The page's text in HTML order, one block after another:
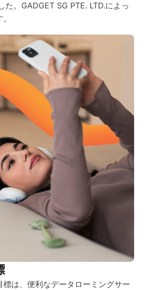
た。GADGET SG PTE. LTD.によっ
標は、便利なデータローミングサー